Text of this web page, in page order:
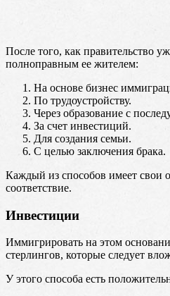
После того, как правительство
полноправным ее жителем:
На основе бизнес
По трудоустройству.
Через образование с
За счет инвестиций.
Для создания семьи.
С целью заключения брака.
Каждый из способов имеет свои
соответствие.
Инвестиции
Иммигрировать на этом
стерлингов, которые следует
У этого способа есть